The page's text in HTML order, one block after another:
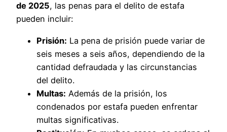
de 2025, las penas para el delito de estafa
pueden incluir:
Prisión: La pena de prisión puede variar de
seis meses a seis años, dependiendo de la
cantidad defraudada y las circunstancias
del delito.
Multas: Además de la prisión, los
condenados por estafa pueden enfrentar
multas significativas.